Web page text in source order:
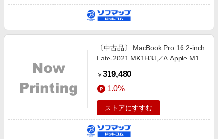
〔中古品〕 MacBook Pro 16.2-inch
Late-2021 MK1H3J／A Apple M1
64GB SSD1TB シルバー 〔26.4
Tahoe〕
￥ 319,480
1.0%
ストアにすすむ